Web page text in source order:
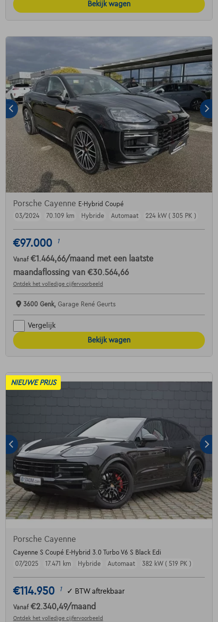
Bekijk wagen
Porsche Cayenne E-Hybrid Coupé
03/2024
70.109 km Hybride Automaat 224 kW ( 305 PK )
€97.000 1
Vanaf €1.464,66/maand met een laatste
maandaflossing van €30.564,66
Ontdek het volledige cijfervoorbeeld
3600 Genk, Garage René Geurts
Vergelijk
Bekijk wagen
NIEUWE PRIJS
Porsche Cayenne
Cayenne S Coupé E-Hybrid 3.0 Turbo V6 S Black Edi
07/2025
17.471 km Hybride Automaat 382 kW ( 519 PK )
€114.950 1 ✓ BTW aftrekbaar
Vanaf €2.340,49/maand
Ontdek het volledige cijfervoorbeeld